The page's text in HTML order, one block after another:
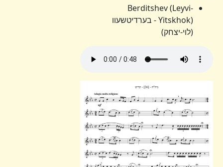
Berditshev (Leyvi-
Yitskhok) - בערדיטשעוו
(לוי-יצחק)